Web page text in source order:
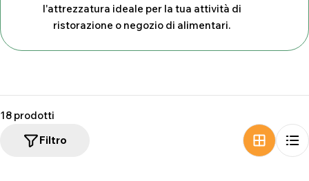
n
:
l'attrezzatura ideale per la tua attività di
ristorazione o negozio di alimentari.
18 prodotti
Filtro